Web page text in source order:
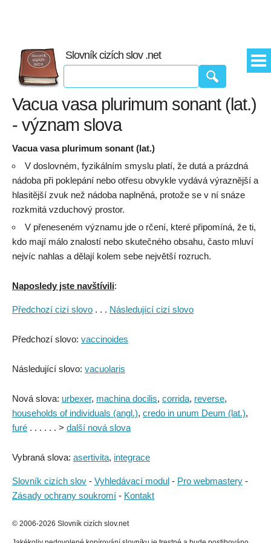
Slovník cizích slov .net
Vacua vasa plurimum sonant (lat.)
- význam slova
Vacua vasa plurimum sonant (lat.)
V doslovném, fyzikálním smyslu platí, že dutá a prázdná
nádoba při poklepání nebo otřesu obvykle vydává výraznější a
hlasitější zvuk než nádoba naplněná, protože se v ní snáze
rozkmitá vzduchový prostor.
V přeneseném významu jde o rčení, které připomíná, že ti,
kdo mají málo znalostí nebo skutečného obsahu, často mluví
nejvíc nahlas a dělají kolem sebe největší rozruch.
Naposledy jste navštívili:
Předchozí cizí slovo . . . Následující cizí slovo
Předchozí slovo: vaccinoides
Následující slovo: vacuolaris
Nová slova: urbexer, machina docilis, corrida, reverse,
households of individuals (angl.), credo in unum Deum (lat.),
furé . . . . . . > další nová slova
Vybraná slova: asertivita, integrace
Slovník cizích slov - Vyhledávací modul - Pro webmastery -
Zásady ochrany soukromí - Kontakt
© 2006-2026 Slovník cizích slov.net